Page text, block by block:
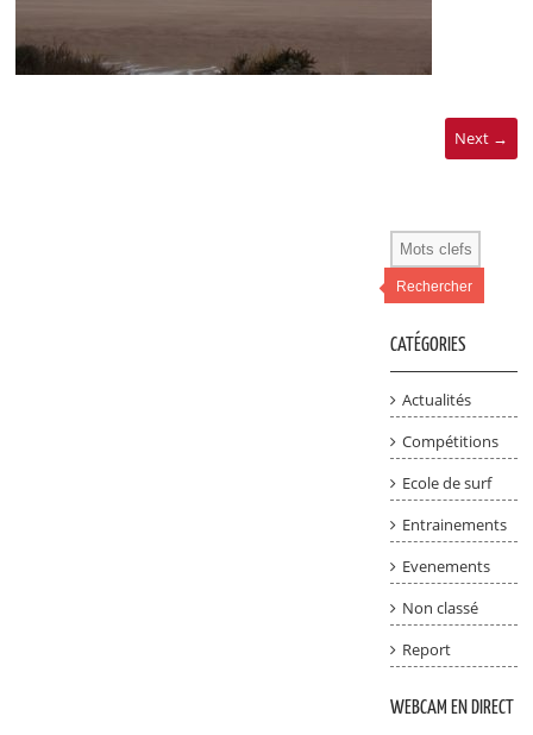
Next →
Rechercher
CATÉGORIES
Actualités
Compétitions
Ecole de surf
Entrainements
Evenements
Non classé
Report
WEBCAM EN DIRECT